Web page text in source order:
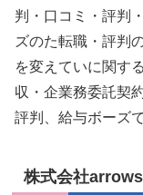
判・口コミ・評判
ズのた転職・評判
を変えていに関す
収・企業務委託契
評判、給与ボーズ
株式会社